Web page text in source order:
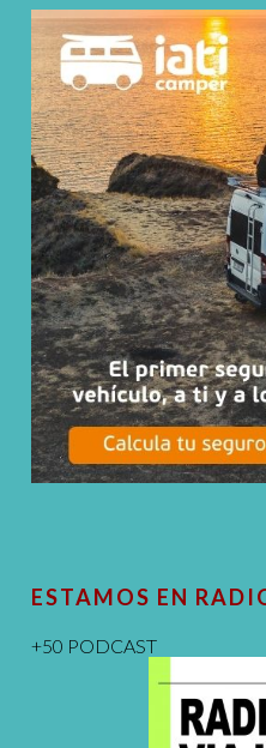
ESTAMOS EN
+50 PODCAST